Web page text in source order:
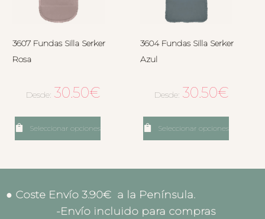
3607 Fundas Silla Serker
Rosa
Desde: 30.50€
Seleccionar opciones
3604 Fundas Silla Serker
Azul
Desde: 30.50€
Seleccionar opciones
● Coste Envío 3.90€ a la Península.
-Envío incluido para compras